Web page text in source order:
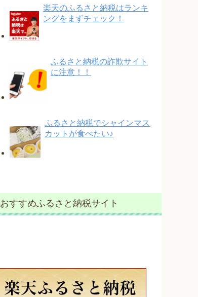
楽天のふるさと納税はランキ
ングをまずチェック！
ふるさと納税の詐欺サイト
に注意！！
ふるさと納税でシャインマス
カットが食べたい♪
おすすめふるさと納税サイト